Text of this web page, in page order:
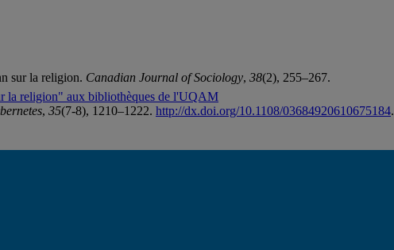
sur la religion. Canadian Journal of Sociology, 38(2), 255–267.
la religion" aux bibliothèques de l'UQAM
, 35(7-8), 1210–1222. http://dx.doi.org/10.1108/03684920610675184.